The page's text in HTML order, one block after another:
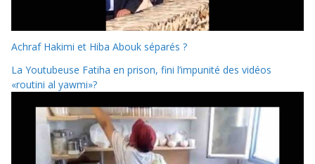
Achraf Hakimi et Hiba Abouk séparés ?
La Youtubeuse Fatiha en prison, fini l’impunité des vidéos
«routini al yawmi»?